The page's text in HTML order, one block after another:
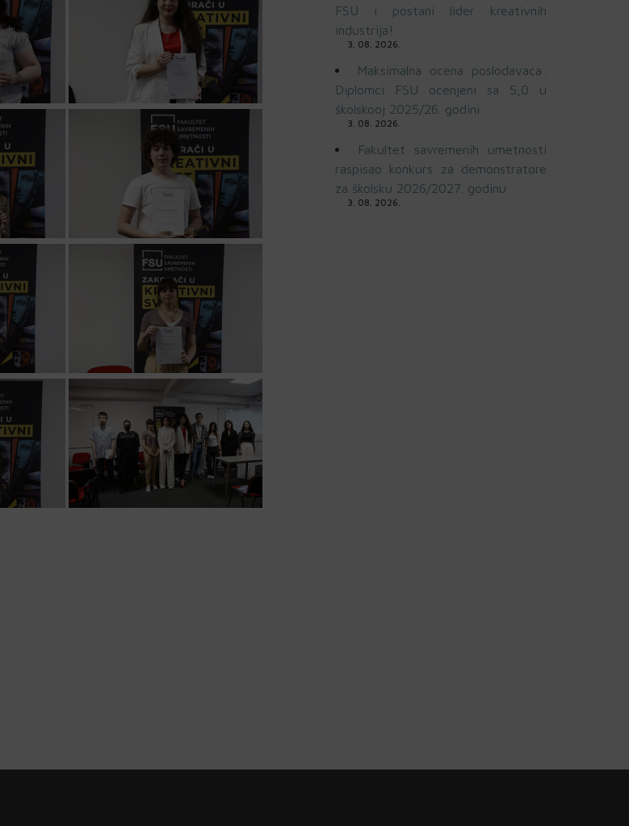
FSU i postani lider kreativnih
industrija!
3. 08. 2026.
Maksimalna ocena poslodavaca:
Diplomci FSU ocenjeni sa 5,0 u
školskooj 2025/26. godini
3. 08. 2026.
Fakultet savremenih umetnosti
raspisao konkurs za demonstratore
za školsku 2026/2027. godinu
3. 08. 2026.